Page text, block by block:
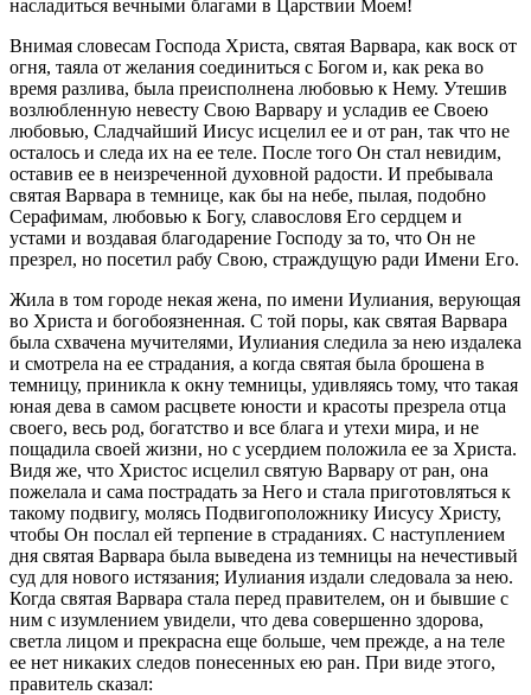
насладиться вечными благами в Царствии Моем!
Внимая словесам Господа Христа, святая Варвара, как воск от
огня, таяла от желания соединиться с Богом и, как река во
время разлива, была преисполнена любовью к Нему. Утешив
возлюбленную невесту Свою Варвару и усладив ее Своею
любовью, Сладчайший Иисус исцелил ее и от ран, так что не
осталось и следа их на ее теле. После того Он стал невидим,
оставив ее в неизреченной духовной радости. И пребывала
святая Варвара в темнице, как бы на небе, пылая, подобно
Серафимам, любовью к Богу, славословя Его сердцем и
устами и воздавая благодарение Господу за то, что Он не
презрел, но посетил рабу Свою, страждущую ради Имени Его.
Жила в том городе некая жена, по имени Иулиания, верующая
во Христа и богобоязненная. С той поры, как святая Варвара
была схвачена мучителями, Иулиания следила за нею издалека
и смотрела на ее страдания, а когда святая была брошена в
темницу, приникла к окну темницы, удивляясь тому, что такая
юная дева в самом расцвете юности и красоты презрела отца
своего, весь род, богатство и все блага и утехи мира, и не
пощадила своей жизни, но с усердием положила ее за Христа.
Видя же, что Христос исцелил святую Варвару от ран, она
пожелала и сама пострадать за Него и стала приготовляться к
такому подвигу, молясь Подвигоположнику Иисусу Христу,
чтобы Он послал ей терпение в страданиях. С наступлением
дня святая Варвара была выведена из темницы на нечестивый
суд для нового истязания; Иулиания издали следовала за нею.
Когда святая Варвара стала перед правителем, он и бывшие с
ним с изумлением увидели, что дева совершенно здорова,
светла лицом и прекрасна еще больше, чем прежде, а на теле
ее нет никаких следов понесенных ею ран. При виде этого,
правитель сказал: